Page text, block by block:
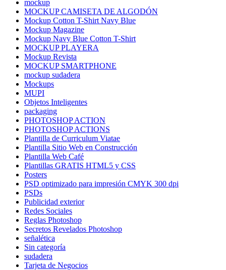
mockup
MOCKUP CAMISETA DE ALGODÓN
Mockup Cotton T-Shirt Navy Blue
Mockup Magazine
Mockup Navy Blue Cotton T-Shirt
MOCKUP PLAYERA
Mockup Revista
MOCKUP SMARTPHONE
mockup sudadera
Mockups
MUPI
Objetos Inteligentes
packaging
PHOTOSHOP ACTION
PHOTOSHOP ACTIONS
Plantilla de Curriculum Viatae
Plantilla Sitio Web en Construcción
Plantilla Web Café
Plantillas GRATIS HTML5 y CSS
Posters
PSD optimizado para impresión CMYK 300 dpi
PSDs
Publicidad exterior
Redes Sociales
Reglas Photoshop
Secretos Revelados Photoshop
señalética
Sin categoría
sudadera
Tarjeta de Negocios